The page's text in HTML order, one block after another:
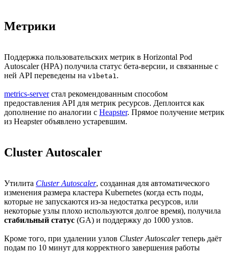
Метрики
Поддержка пользовательских метрик в Horizontal Pod
Autoscaler (HPA) получила статус бета-версии, и связанные с
ней API переведены на v1beta1 .
metrics-serverстал рекомендованным способом
предоставления API для метрик ресурсов. Деплоится как
дополнение по аналогии с Heapster. Прямое получение метрик
из Heapster объявлено устаревшим.
Cluster Autoscaler
Утилита Cluster Autoscaler, созданная для автоматического
изменения размера кластера Kubernetes (когда есть поды,
которые не запускаются из-за недостатка ресурсов, или
некоторые узлы плохо используются долгое время), получила
стабильный статус (GA) и поддержку до 1000 узлов.
Кроме того, при удалении узлов Cluster Autoscalerтеперь даёт
подам по 10 минут для корректного завершения работы